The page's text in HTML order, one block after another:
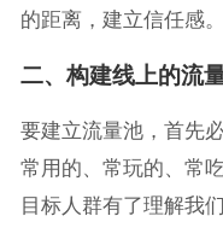
的距离，建立信任感。
二、构建线上的流
要建立流量池，首先
常用的、常玩的、常
目标人群有了理解我